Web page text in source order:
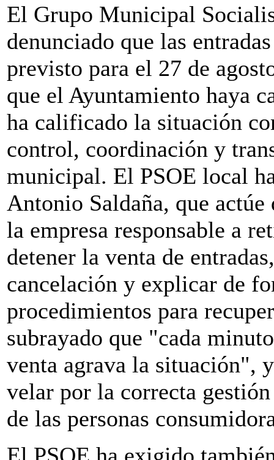
El Grupo Municipal
denunciado que las
previsto para el 27 de
que el Ayuntamiento haya
ha calificado la situación
control, coordinación y
municipal. El PSOE local
Antonio Saldaña, que
la empresa responsable a
detener la venta de
cancelación y explicar de
procedimientos para
subrayado que "cada
venta agrava la situación",
velar por la correcta
de las personas
El PSOE ha exigido